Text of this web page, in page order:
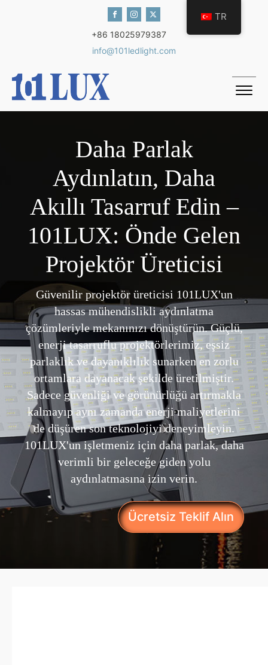
+86 18025979387
info@101ledlight.com
Daha Parlak
Aydınlatın, Daha
Akıllı Tasarruf Edin –
101LUX: Önde Gelen
Projektör Üreticisi
Güvenilir projektör üreticisi 101LUX'un
hassas mühendislikli aydınlatma
çözümleriyle mekanınızı dönüştürün. Güçlü,
enerji tasarruflu projektörlerimiz, eşsiz
parlaklık ve dayanıklılık sunarken en zorlu
ortamlara dayanacak şekilde üretilmiştir.
Sadece güvenliği ve görünürlüğü artırmakla
kalmayıp aynı zamanda enerji maliyetlerini
de düşüren son teknolojiyi deneyimleyin.
101LUX'un işletmeniz için daha parlak, daha
verimli bir geleceğe giden yolu
aydınlatmasına izin verin.
Ücretsiz Teklif Alın
TR